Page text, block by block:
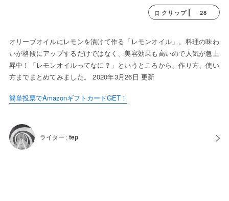
クリップ 28
オリーブオイルにレモンを漬けて作る「レモンオイル」。料理の味わ
いが格段にアップするだけではなく、美容効果も高いので人気が急上
昇中！「レモンオイルってなに？」というところから、作り方、使い
方までまとめてみました。 2020年3月26日 更新
簡単投票でAmazonギフトカードGET！
ライター :tep